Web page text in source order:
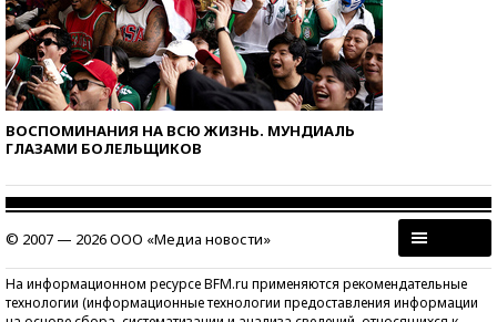
ВОСПОМИНАНИЯ НА ВСЮ ЖИЗНЬ. МУНДИАЛЬ
ГЛАЗАМИ БОЛЕЛЬЩИКОВ
© 2007 — 2026 ООО «Медиа новости»
На информационном ресурсе BFM.ru применяются рекомендательные
технологии (информационные технологии предоставления информации